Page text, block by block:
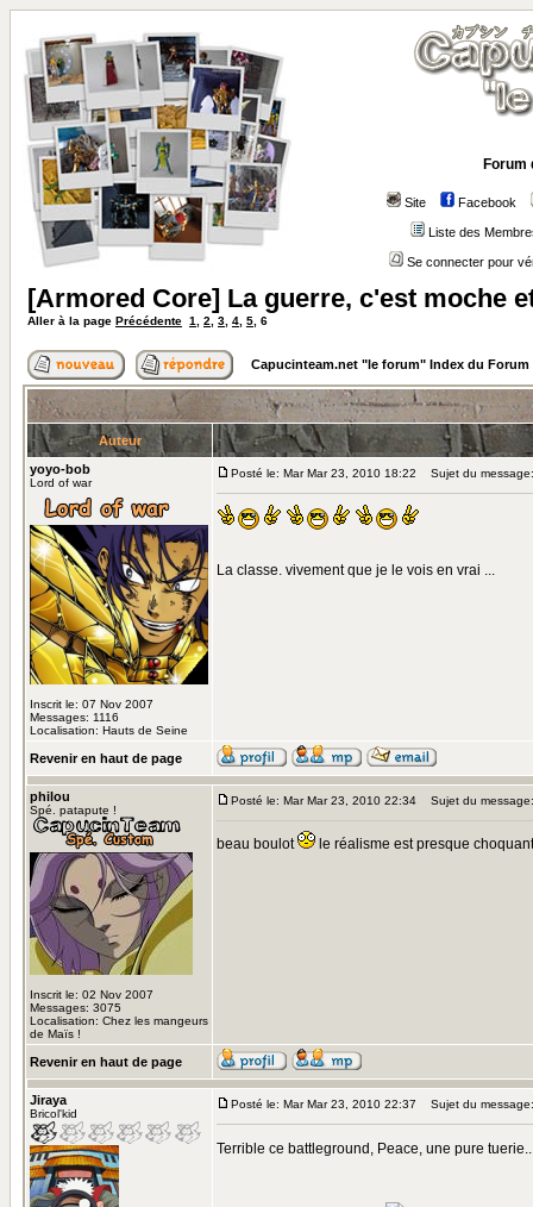
Forum
Site Facebook
Liste des
Se connecter pour
[Armored Core] La guerre, c'est moche
Aller à la page Précédente 1 2 3 4 5 6
Capucinteam.net "le forum" Index du Forum
Auteur
yoyo-bob
Lord of war
Inscrit le: 07 Nov 2007
Messages: 1116
Localisation: Hauts de Seine
Posté le: Mar Mar 23, 2010 18:22 Sujet du message:
La classe. vivement que je le vois en vrai ...
Revenir en haut de page
philou
Spé. patapute !
Inscrit le: 02 Nov 2007
Messages: 3075
Localisation: Chez les mangeurs
de Maïs !
Posté le: Mar Mar 23, 2010 22:34 Sujet du message:
beau boulot le réalisme est presque
Revenir en haut de page
Jiraya
Bricol'kid
Posté le: Mar Mar 23, 2010 22:37 Sujet du message:
Terrible ce battleground, Peace, une pure